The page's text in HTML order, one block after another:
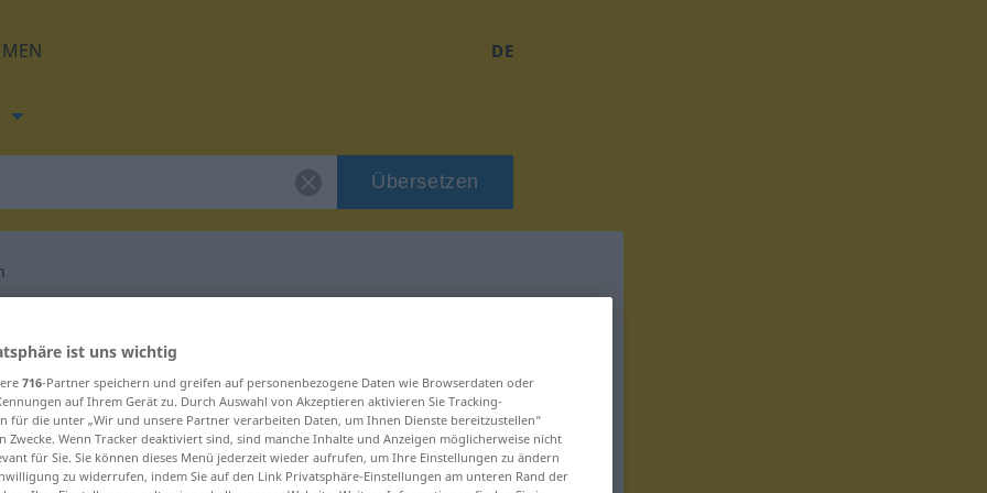
DE
Übersetzen
für "aufgabeln"
ist uns wichtig
716-Partner speichern und greifen auf personenbezogene Daten wie Browserdaten oder
auf Ihrem Gerät zu. Durch Auswahl von Akzeptieren aktivieren Sie Tracking-
für die unter „Wir und unsere Partner verarbeiten Daten, um Ihnen Dienste bereitzustellen“
Zwecke. Wenn Tracker deaktiviert sind, sind manche Inhalte und Anzeigen möglicherweise nicht
für Sie. Sie können dieses Menü jederzeit wieder aufrufen, um Ihre Einstellungen zu ändern
zu widerrufen, indem Sie auf den Link Privatsphäre-Einstellungen am unteren Rand der